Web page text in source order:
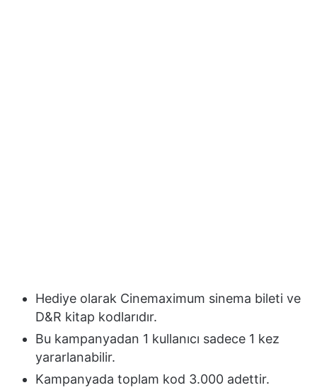
Hediye olarak Cinemaximum sinema bileti ve
D&R kitap kodlarıdır.
Bu kampanyadan 1 kullanıcı sadece 1 kez
yararlanabilir.
Kampanyada toplam kod 3.000 adettir.